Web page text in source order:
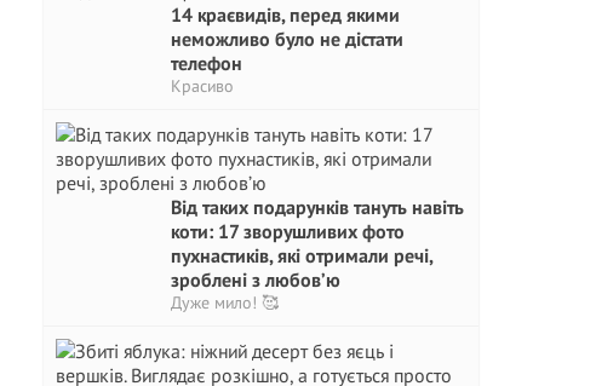
14 краєвидів, перед якими
неможливо було не дістати
телефон
Красиво
Від таких подарунків тануть навіть
коти: 17 зворушливих фото
пухнастиків, які отримали речі,
зроблені з любов’ю
Дуже мило! 🥰